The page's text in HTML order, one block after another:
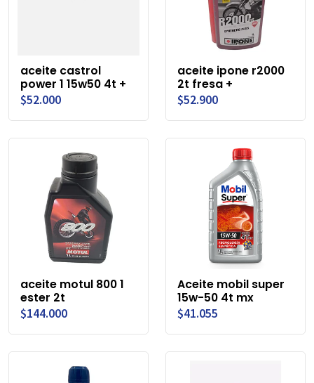
aceite castrol
power 1 15w50 4t +
$52.000
aceite ipone r2000
2t fresa +
$52.900
aceite motul 800 1
ester 2t
$144.000
Aceite mobil super
15w-50 4t mx
$41.055